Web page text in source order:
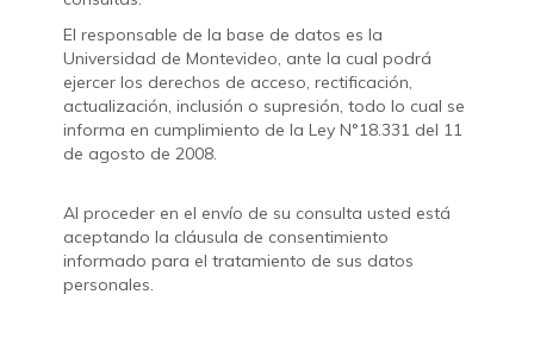
El responsable de la base de datos es la
Universidad de Montevideo, ante la cual podrá
ejercer los derechos de acceso, rectificación,
actualización, inclusión o supresión, todo lo cual se
informa en cumplimiento de la Ley N°18.331 del 11
de agosto de 2008.
Al proceder en el envío de su consulta usted está
aceptando la cláusula de consentimiento
informado para el tratamiento de sus datos
personales.